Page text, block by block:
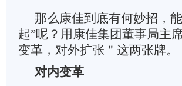
那么康佳到底有何妙招，
起”呢？用康佳集团董事局主
变革，对外扩张＂这两张牌。
对内变革